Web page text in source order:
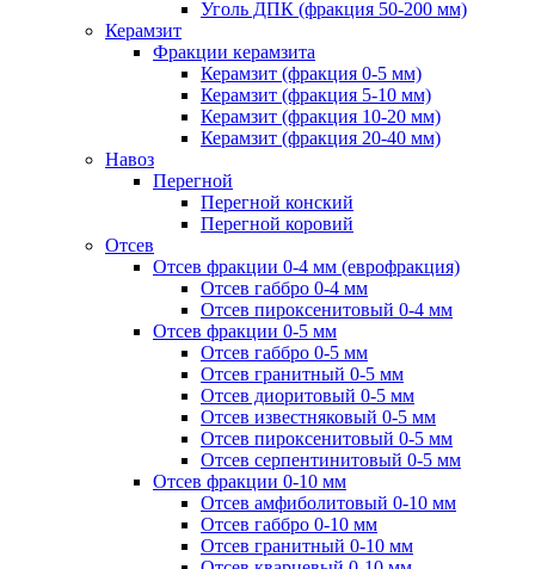
Уголь ДПК (фракция 50-200 мм)
Керамзит
Фракции керамзита
Керамзит (фракция 0-5 мм)
Керамзит (фракция 5-10 мм)
Керамзит (фракция 10-20 мм)
Керамзит (фракция 20-40 мм)
Навоз
Перегной
Перегной конский
Перегной коровий
Отсев
Отсев фракции 0-4 мм (еврофракция)
Отсев габбро 0-4 мм
Отсев пироксенитовый 0-4 мм
Отсев фракции 0-5 мм
Отсев габбро 0-5 мм
Отсев гранитный 0-5 мм
Отсев диоритовый 0-5 мм
Отсев известняковый 0-5 мм
Отсев пироксенитовый 0-5 мм
Отсев серпентинитовый 0-5 мм
Отсев фракции 0-10 мм
Отсев амфиболитовый 0-10 мм
Отсев габбро 0-10 мм
Отсев гранитный 0-10 мм